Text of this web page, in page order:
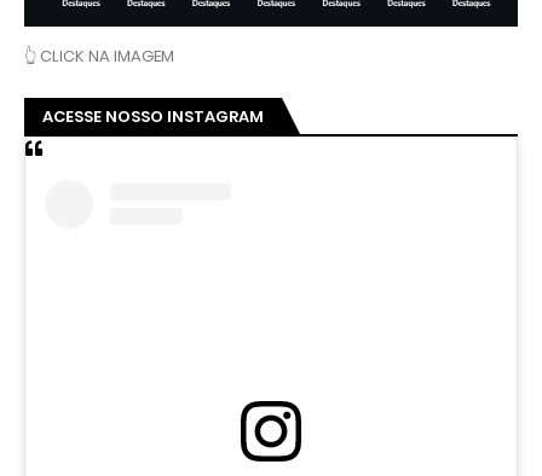
👆 CLICK NA IMAGEM
ACESSE NOSSO INSTAGRAM